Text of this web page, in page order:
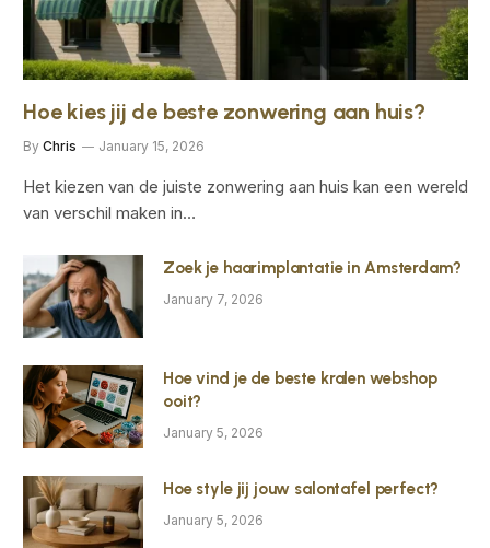
Hoe kies jij de beste zonwering aan huis?
By Chris January 15, 2026
Het kiezen van de juiste zonwering aan huis kan een wereld
van verschil maken in…
Zoek je haarimplantatie in Amsterdam?
January 7, 2026
Hoe vind je de beste kralen webshop
ooit?
January 5, 2026
Hoe style jij jouw salontafel perfect?
January 5, 2026